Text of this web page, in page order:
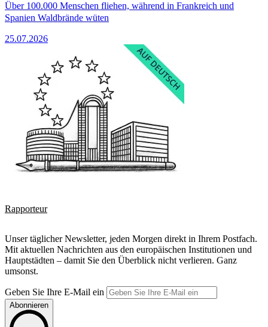
Über 100.000 Menschen fliehen, während in Frankreich und
Spanien Waldbrände wüten
25.07.2026
Rapporteur
Unser täglicher Newsletter, jeden Morgen direkt in Ihrem Postfach.
Mit aktuellen Nachrichten aus den europäischen Institutionen und
Hauptstädten – damit Sie den Überblick nicht verlieren. Ganz
umsonst.
Geben Sie Ihre E-Mail ein
Abonnieren